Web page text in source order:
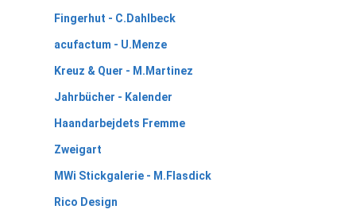
Fingerhut - C.Dahlbeck
acufactum - U.Menze
Kreuz & Quer - M.Martinez
Jahrbücher - Kalender
Haandarbejdets Fremme
Zweigart
MWi Stickgalerie - M.Flasdick
Rico Design